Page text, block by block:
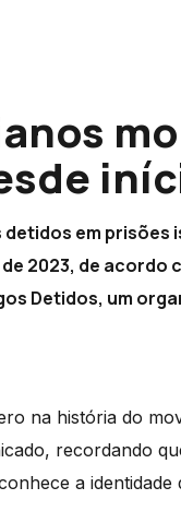
em
2023, de
Detidos, um
na história do
recordando
a identidade